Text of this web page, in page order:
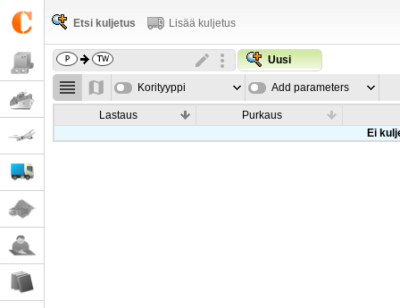
Etsi kuljetus Lisää kuljetus
Uusi
Korityyppi Add parameters
Lastaus
Purkaus
Ei